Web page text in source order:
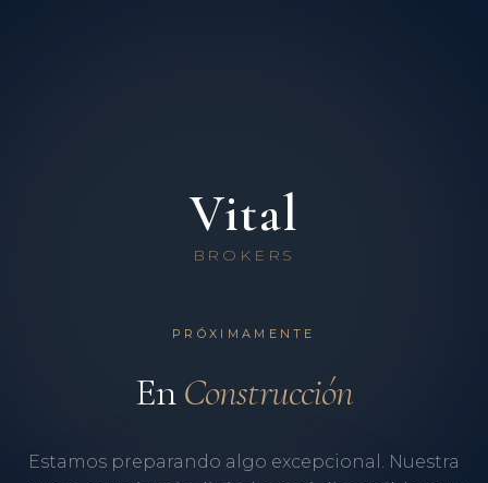
Vital
BROKERS
PRÓXIMAMENTE
EnConstrucción
Estamos preparando algo excepcional. Nuestra